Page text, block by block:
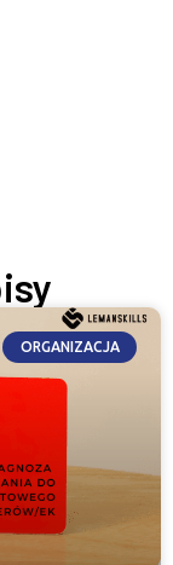
ORGANIZACJA